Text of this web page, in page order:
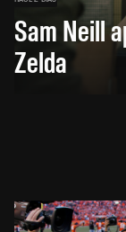
Sam Neill
Zelda